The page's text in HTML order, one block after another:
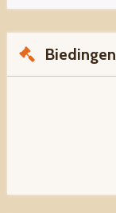
Biedingen